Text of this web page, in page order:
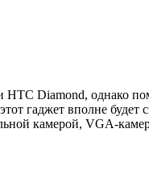
Diamond, однако
гаджет вполне будет
камерой, VGA-